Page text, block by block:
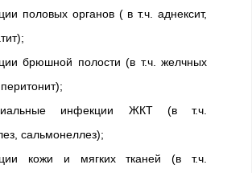
половых органов ( в т.ч. аднексит,
брюшной полости (в т.ч. желчных
инфекции ЖКТ (в т.ч.
сальмонеллез);
кожи и мягких тканей (в т.ч.